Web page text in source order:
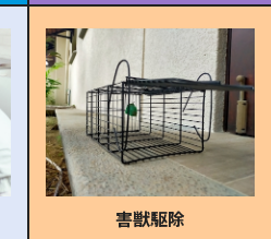
害獣駆除